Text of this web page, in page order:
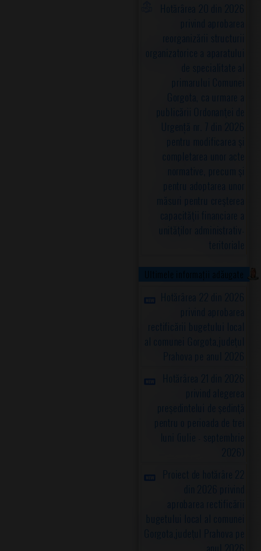
Hotărârea 20 din 2026
privind aprobarea
reorganizării structurii
organizatorice a aparatului
de specialitate al
primarului Comunei
Gorgota, ca urmare a
publicării Ordonanţei de
Urgență nr. 7 din 2026
pentru modificarea şi
completarea unor acte
normative, precum şi
pentru adoptarea unor
măsuri pentru creşterea
capacităţii financiare a
unităţilor administrativ-
teritoriale
Ultimele informații adăugate
Hotărârea 22 din 2026
privind aprobarea
rectificării bugetului local
al comunei Gorgota,judeţul
Prahova pe anul 2026
Hotărârea 21 din 2026
privind alegerea
preşedintelui de şedinţă
pentru o perioada de trei
luni (iulie - septembrie
2026)
Proiect de hotărâre 22
din 2026 privind
aprobarea rectificării
bugetului local al comunei
Gorgota,judeţul Prahova pe
anul 2026